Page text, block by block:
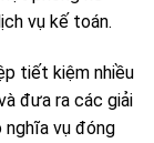
vụ kế toán.
tiết kiệm nhiều
đưa ra các giải
nghĩa vụ đóng